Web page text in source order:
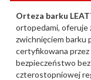
Orteza barku
ortopedami, oferuje
zwichnięciem barku
certyfikowana przez
bezpieczeństwo
czterostopniowej